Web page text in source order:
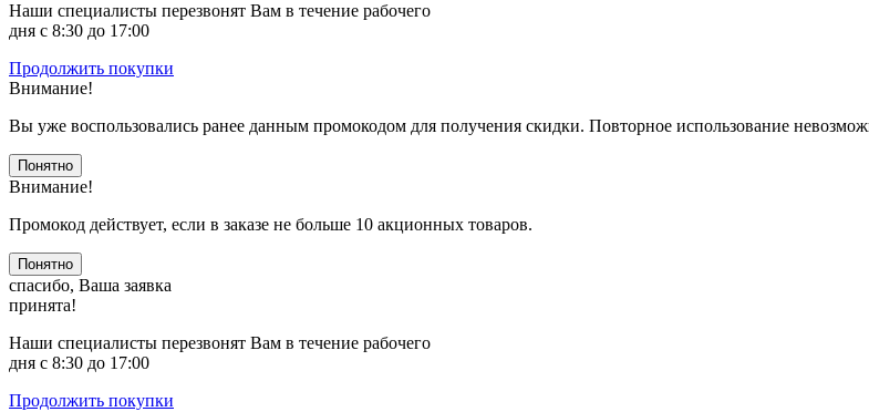
Наши специалисты перезвонят Вам в течение рабочего
дня с 8:30 до 17:00
Продолжить покупки
Внимание!
Вы уже воспользовались ранее данным промокодом для получения скидки. Повторное использование
Понятно
Внимание!
Промокод действует, если в заказе не больше 10 акционных товаров.
Понятно
спасибо, Ваша заявка
принята!
Наши специалисты перезвонят Вам в течение рабочего
дня с 8:30 до 17:00
Продолжить покупки